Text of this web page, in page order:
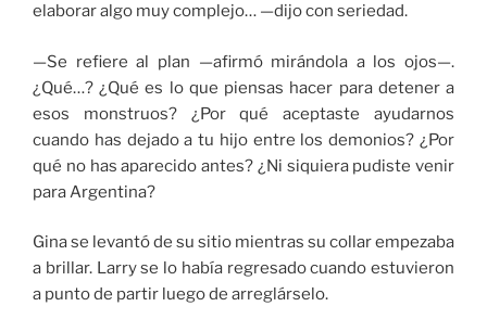
elaborar algo muy complejo… —dijo con seriedad.
—Se refiere al plan —afirmó mirándola a los ojos—.
¿Qué…? ¿Qué es lo que piensas hacer para detener a
esos monstruos? ¿Por qué aceptaste ayudarnos
cuando has dejado a tu hijo entre los demonios? ¿Por
qué no has aparecido antes? ¿Ni siquiera pudiste venir
para Argentina?
Gina se levantó de su sitio mientras su collar empezaba
a brillar. Larry se lo había regresado cuando estuvieron
a punto de partir luego de arreglárselo.